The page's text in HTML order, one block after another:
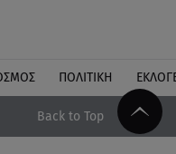
ΠΟΛΙΤΙΚΗ
Back to Top